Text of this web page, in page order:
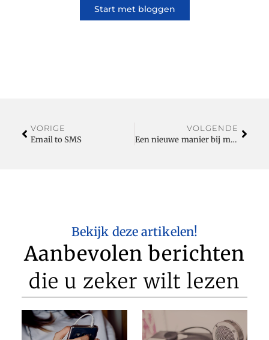
Start met bloggen
VORIGE
Email to SMS
VOLGENDE
Een nieuwe manier bij mindfulness Apeldoorn
Bekijk deze artikelen!
Aanbevolen berichten
die u zeker wilt lezen